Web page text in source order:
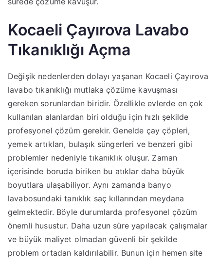
Kocaeli Çayırova Lavabo
Tıkanıklığı Açma
Değişik nedenlerden dolayı yaşanan Kocaeli Çayırova
lavabo tıkanıklığı mutlaka çözüme kavuşması
gereken sorunlardan biridir. Özellikle evlerde en çok
kullanılan alanlardan biri olduğu için hızlı şekilde
profesyonel çözüm gerekir. Genelde çay çöpleri,
yemek artıkları, bulaşık süngerleri ve benzeri gibi
problemler nedeniyle tıkanıklık oluşur. Zaman
içerisinde boruda biriken bu atıklar daha büyük
boyutlara ulaşabiliyor. Aynı zamanda banyo
lavabosundaki tanıklık saç kıllarından meydana
gelmektedir. Böyle durumlarda profesyonel çözüm
önemli husustur. Daha uzun süre yapılacak çalışmalar
ve büyük maliyet olmadan güvenli bir şekilde
problem ortadan kaldırılabilir. Bunun için hemen site